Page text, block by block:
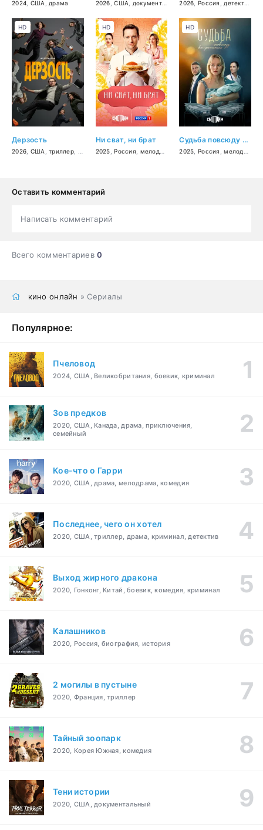
2024 США драма 2026 ,США документальный ,криминал
2026 Россия детектив
Дерзость
2026 США ,триллер драма
HD
Ни сват, ни брат
2025 ,Россия мелодрама
HD
Судьба повсюду встретится
2025 Россия ,мелодрама
HD
Оставить комментарий
Написать комментарий
Всего комментариев0
кино онлайн » Сериалы
Популярное:
Пчеловод
2024, США, Великобритания, боевик, криминал
Зов предков
2020, США, Канада, драма, приключения,
семейный
Кое-что о Гарри
2020, США, драма, мелодрама, комедия
Последнее, чего он хотел
2020, США, триллер, драма, криминал, детектив
Выход жирного дракона
2020, Гонконг, Китай, боевик, комедия, криминал
Калашников
2020, Россия, биография, история
2 могилы в пустыне
2020, Франция, триллер
Тайный зоопарк
2020, Корея Южная, комедия
Тени истории
2020, США, документальный